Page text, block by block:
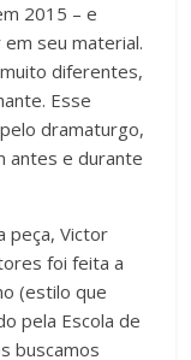
2015 – e
seu material.
diferentes,
Esse
dramaturgo,
antes e durante
peça, Victor
foi feita a
(estilo que
pela Escola de
buscamos